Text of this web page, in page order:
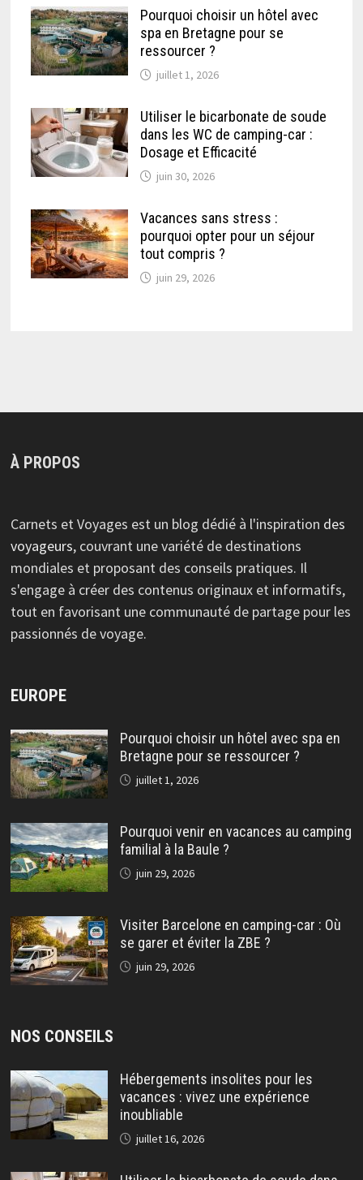
Pourquoi choisir un hôtel avec
spa en Bretagne pour se
ressourcer ?
juillet 1, 2026
Utiliser le bicarbonate de soude
dans les WC de camping-car :
Dosage et Efficacité
juin 30, 2026
Vacances sans stress :
pourquoi opter pour un séjour
tout compris ?
juin 29, 2026
À PROPOS
Carnets et Voyages est un blog dédié à l'inspiration des
voyageurs, couvrant une variété de destinations
mondiales et proposant des conseils pratiques. Il
s'engage à créer des contenus originaux et informatifs,
tout en favorisant une communauté de partage pour les
passionnés de voyage.
EUROPE
Pourquoi choisir un hôtel avec spa en
Bretagne pour se ressourcer ?
juillet 1, 2026
Pourquoi venir en vacances au camping
familial à la Baule ?
juin 29, 2026
Visiter Barcelone en camping-car : Où
se garer et éviter la ZBE ?
juin 29, 2026
NOS CONSEILS
Hébergements insolites pour les
vacances : vivez une expérience
inoubliable
juillet 16, 2026